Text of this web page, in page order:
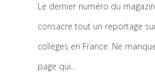
Le dernier numéro du
consacre tout un reportage
collèges en France. Ne
page qui...